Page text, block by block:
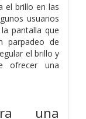
el brillo en las
usuarios
pantalla que
parpadeo de
el brillo y
ofrecer una
una